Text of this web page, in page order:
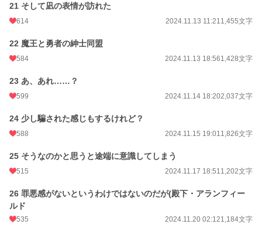
21 そして凪の表情が訪れた
614 2024.11.13 11:211,455文字
22 魔王と勇者の紳士同盟
584 2024.11.13 18:561,428文字
23 あ、あれ……？
599 2024.11.14 18:202,037文字
24 少し騙された感じもするけれど？
588 2024.11.15 19:011,826文字
25 そうなのかと思うと途端に意識してしまう
515 2024.11.17 18:511,202文字
26 罪悪感がないというわけではないのだが(殿下・アランフィー
ルド
535 2024.11.20 02:121,184文字